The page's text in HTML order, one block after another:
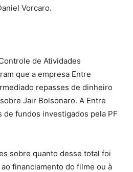
Vorcaro.
de Atividades
que a empresa Entre
repasses de dinheiro
Jair Bolsonaro. A Entre
de fundos investigados pela PF
sobre quanto desse total foi
financiamento do filme ou à